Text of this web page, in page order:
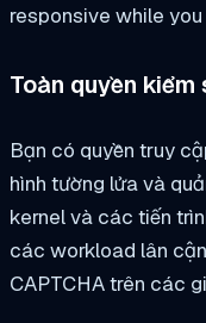
responsive while
Toàn quyền
Bạn có quyền truy
hình tường lửa và
kernel và các tiến
các workload lân
CAPTCHA trên các